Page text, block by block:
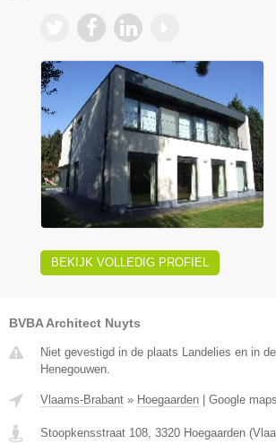
BEKIJK VOLLEDIG PROFIEL
BVBA Architect Nuyts
Niet gevestigd in de plaats Landelies en in
Henegouwen.
Vlaams-Brabant » Hoegaarden | Google maps
Stoopkensstraat 108 3320 Hoegaarden (